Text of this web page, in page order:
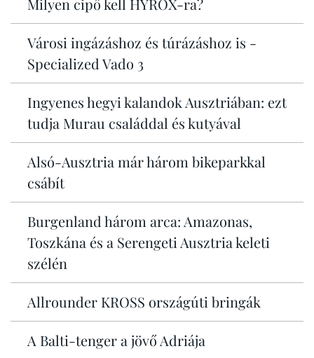
Milyen cipő kell HYROX-ra?
Városi ingázáshoz és túrázáshoz is -
Specialized Vado 3
Ingyenes hegyi kalandok Ausztriában: ezt
tudja Murau családdal és kutyával
Alsó-Ausztria már három bikeparkkal
csábít
Burgenland három arca: Amazonas,
Toszkána és a Serengeti Ausztria keleti
szélén
Allrounder KROSS országúti bringák
A Balti-tenger a jövő Adriája